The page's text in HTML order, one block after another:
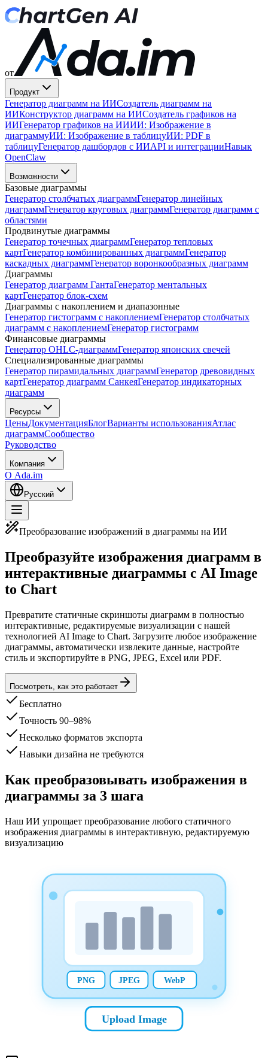
от
Продукт
Генератор диаграмм на ИИСоздатель диаграмм на
ИИКонструктор диаграмм на ИИСоздатель графиков на
ИИГенератор графиков на ИИИИ: Изображение в
диаграммуИИ: Изображение в таблицуИИ: PDF в
таблицуГенератор дашбордов с ИИAPI и интеграцииНавык
OpenClaw
Возможности
Базовые диаграммы
Генератор столбчатых диаграммГенератор линейных
диаграммГенератор круговых диаграммГенератор диаграмм с
областями
Продвинутые диаграммы
Генератор точечных диаграммГенератор тепловых
картГенератор комбинированных диаграммГенератор
каскадных диаграммГенератор воронкообразных диаграмм
Диаграммы
Генератор диаграмм ГантаГенератор ментальных
картГенератор блок-схем
Диаграммы с накоплением и диапазонные
Генератор гистограмм с накоплениемГенератор столбчатых
диаграмм с накоплениемГенератор гистограмм
Финансовые диаграммы
Генератор OHLC-диаграммГенератор японских свечей
Специализированные диаграммы
Генератор пирамидальных диаграммГенератор древовидных
картГенератор диаграмм СанкеяГенератор индикаторных
диаграмм
Ресурсы
ЦеныДокументацияБлогВарианты использованияАтлас
диаграммСообщество
Руководство
Компания
О Ada.im
Русский
Преобразование изображений в диаграммы на ИИ
Преобразуйте изображения диаграмм в
интерактивные диаграммы с AI Image
to Chart
Превратите статичные скриншоты диаграмм в полностью
интерактивные, редактируемые визуализации с нашей
технологией AI Image to Chart. Загрузите любое изображение
диаграммы, автоматически извлеките данные, настройте
стиль и экспортируйте в PNG, JPEG, Excel или PDF.
Посмотреть, как это работает
Бесплатно
Точность 90–98%
Несколько форматов экспорта
Навыки дизайна не требуются
Как преобразовывать изображения в
диаграммы за 3 шага
Наш ИИ упрощает преобразование любого статичного
изображения диаграммы в интерактивную, редактируемую
визуализацию
PNG JPEG WebP
Upload Image